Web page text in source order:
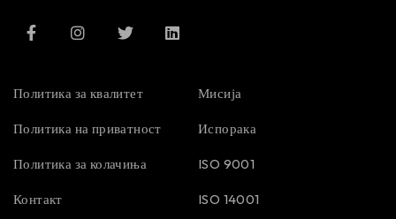
Политика за квалитет
Политика на приватност
Политика за колачиња
Контакт
Мисија
Испорака
ISO 9001
ISO 14001